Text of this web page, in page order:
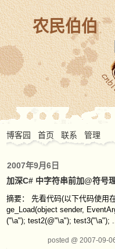
农民伯伯
博客园 首页 联系 管理
2007年9月6日
加深C# 中字符串前加@符号
摘要： 先看代码(以下代码使用
ge_Load(object sender,
("\a"); test2(@"\a"); test3("\a");
posted @ 2007-09-